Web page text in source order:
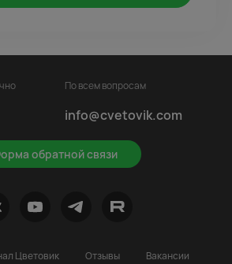
обратной связи
По всем вопросам
info@cvetovik.com
Цветовик Отзывы
Вакансии